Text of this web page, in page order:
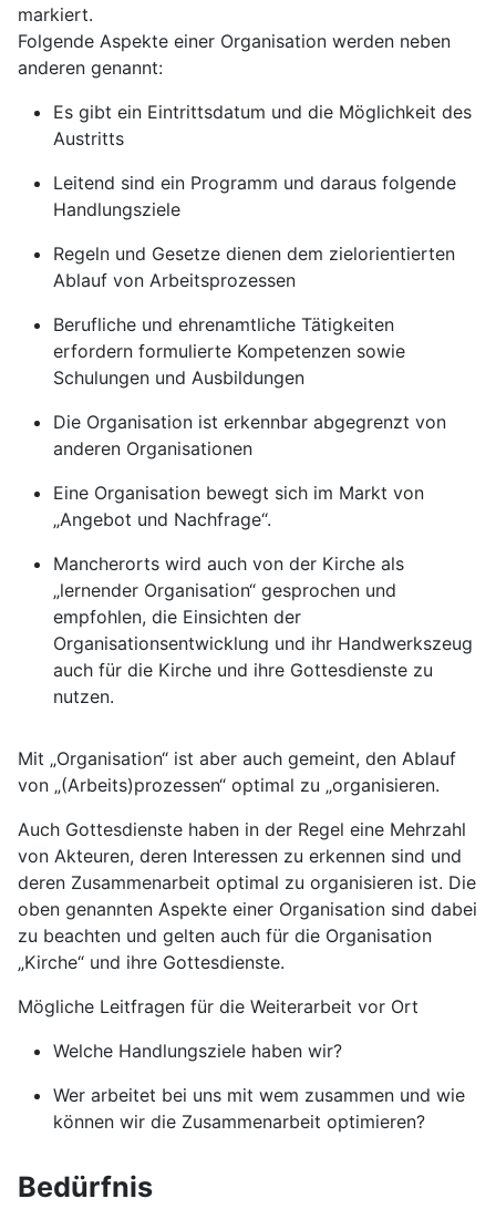
markiert.
Folgende Aspekte einer Organisation werden neben
anderen genannt:
Es gibt ein Eintrittsdatum und die Möglichkeit des
Austritts
Leitend sind ein Programm und daraus folgende
Handlungsziele
Regeln und Gesetze dienen dem zielorientierten
Ablauf von Arbeitsprozessen
Berufliche und ehrenamtliche Tätigkeiten
erfordern formulierte Kompetenzen sowie
Schulungen und Ausbildungen
Die Organisation ist erkennbar abgegrenzt von
anderen Organisationen
Eine Organisation bewegt sich im Markt von
„Angebot und Nachfrage“.
Mancherorts wird auch von der Kirche als
„lernender Organisation“ gesprochen und
empfohlen, die Einsichten der
Organisationsentwicklung und ihr Handwerkszeug
auch für die Kirche und ihre Gottesdienste zu
nutzen.
Mit „Organisation“ ist aber auch gemeint, den Ablauf
von „(Arbeits)prozessen“ optimal zu „organisieren.
Auch Gottesdienste haben in der Regel eine Mehrzahl
von Akteuren, deren Interessen zu erkennen sind und
deren Zusammenarbeit optimal zu organisieren ist. Die
oben genannten Aspekte einer Organisation sind dabei
zu beachten und gelten auch für die Organisation
„Kirche“ und ihre Gottesdienste.
Mögliche Leitfragen für die Weiterarbeit vor Ort
Welche Handlungsziele haben wir?
Wer arbeitet bei uns mit wem zusammen und wie
können wir die Zusammenarbeit optimieren?
Bedürfnis